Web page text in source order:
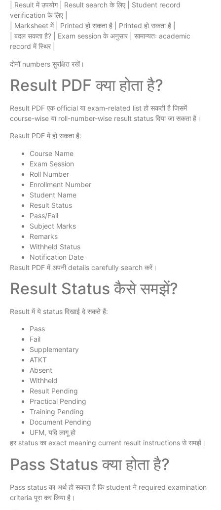
| Result में उपयोग | Result search के लिए | Student record
verification के लिए |
| Marksheet में | Printed हो सकता है | Printed हो सकता है |
| बदल सकता है? | Exam session के अनुसार | सामान्यतः academic
record में स्थिर |
दोनों numbers सुरक्षित रखें।
Result PDF क्या होता है?
Result PDF एक official या exam-related list हो सकती है जिसमें
course-wise या roll-number-wise result status दिया जा सकता है।
Result PDF में हो सकता है:
Course Name
Exam Session
Roll Number
Enrollment Number
Student Name
Result Status
Pass/Fail
Subject Marks
Remarks
Withheld Status
Notification Date
Result PDF में अपनी details carefully search करें।
Result Status कैसे समझें?
Result में ये status दिखाई दे सकते हैं:
Pass
Fail
Supplementary
ATKT
Absent
Withheld
Result Pending
Practical Pending
Training Pending
Document Pending
UFM, यदि लागू हो
हर status का exact meaning current result instructions से समझें।
Pass Status क्या होता है?
Pass status का अर्थ हो सकता है कि student ने required examination
criteria पूरा कर लिया है।